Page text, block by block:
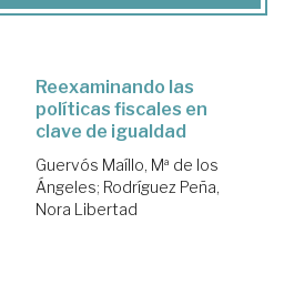
Reexaminando las
políticas fiscales en
clave de igualdad
Guervós Maíllo, Mª de los
Ángeles; Rodríguez Peña,
Nora Libertad